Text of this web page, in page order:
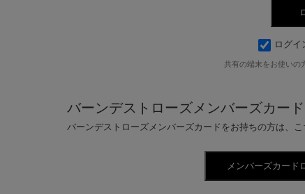
ログイ
共有の端末をお使いの
バーンデストローズメンバーズカー
バーンデストローズメンバーズカードをお持ちの方は、